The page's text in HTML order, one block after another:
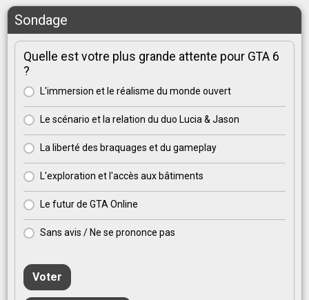
Sondage
Quelle est votre plus grande attente pour GTA 6
?
L'immersion et le réalisme du monde ouvert
Le scénario et la relation du duo Lucia & Jason
La liberté des braquages et du gameplay
L'exploration et l'accès aux bâtiments
Le futur de GTA Online
Sans avis / Ne se prononce pas
Voter